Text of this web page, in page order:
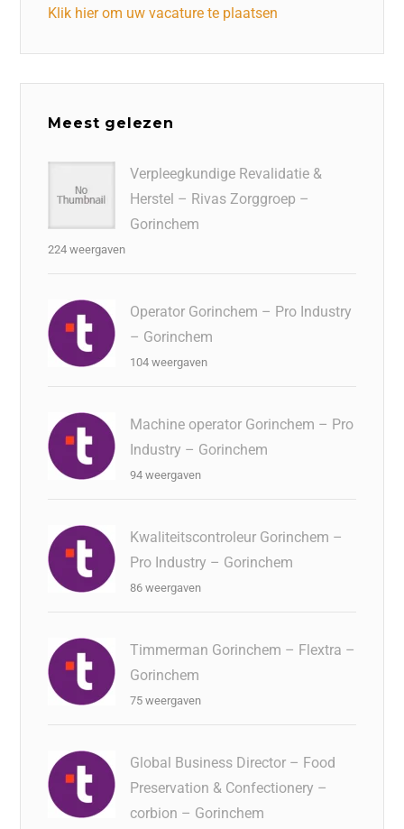
Klik hier om uw vacature te plaatsen
Meest gelezen
Verpleegkundige Revalidatie &
Herstel – Rivas Zorggroep –
Gorinchem
224 weergaven
Operator Gorinchem – Pro Industry
– Gorinchem
104 weergaven
Machine operator Gorinchem – Pro
Industry – Gorinchem
94 weergaven
Kwaliteitscontroleur Gorinchem –
Pro Industry – Gorinchem
86 weergaven
Timmerman Gorinchem – Flextra –
Gorinchem
75 weergaven
Global Business Director – Food
Preservation & Confectionery –
corbion – Gorinchem